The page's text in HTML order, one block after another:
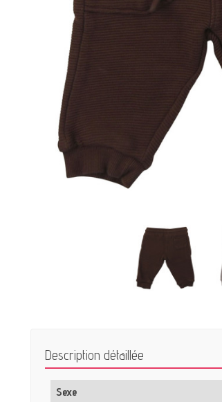
Description détaillée
Sexe